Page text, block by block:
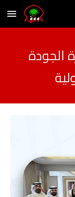
Skip to main content
الجودة